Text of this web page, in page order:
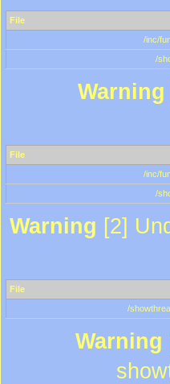
File
/inc/
/
Warning
File
/inc/
/
Warning [2]
File
/
Warning